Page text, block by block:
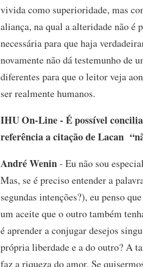
vivida como superioridade, mas
aliança, na qual a alteridade não é
necessária para que haja
novamente não dá testemunho de
diferentes para que o leitor veja
ser realmente humanos.
IHU On-Line - É possível
referência a citação de Lacan
André Wenin- Eu não sou
Mas, se é preciso entender a
segundas intenções?), eu penso
um aceite que o outro também
é aprender a conjugar desejos
própria liberdade e a do outro? A
faz a riqueza do amor. Se